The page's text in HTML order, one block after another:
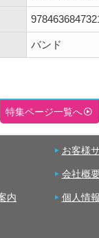
バンド
特集ページ一覧へ
お客様
会社概
内 個人情